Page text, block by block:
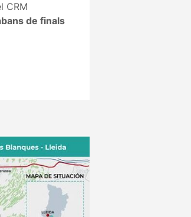
CRM
de finals